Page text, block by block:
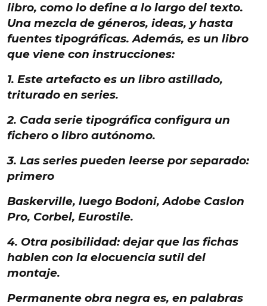
libro, como lo define a lo largo del texto.
Una mezcla de géneros, ideas, y hasta
fuentes tipográficas. Además, es un libro
que viene con instrucciones:
1. Este artefacto es un libro astillado,
triturado en series.
2. Cada serie tipográfica configura un
fichero o libro autónomo.
3. Las series pueden leerse por separado:
primero
Baskerville, luego Bodoni, Adobe Caslon
Pro, Corbel, Eurostile.
4. Otra posibilidad: dejar que las fichas
hablen con la elocuencia sutil del
montaje.
Permanente obra negra es, en palabras